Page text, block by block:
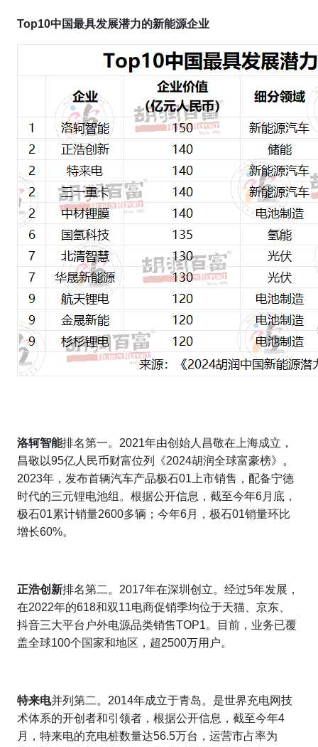
Top10中国最具发展潜力的新能源企业
洛轲智能排名第一。2021年由创始人昌敬在上海成立，
昌敬以95亿人民币财富位列《2024胡润全球富豪榜》。
2023年，发布首辆汽车产品极石01上市销售，配备宁德
时代的三元锂电池组。根据公开信息，截至今年6月底，
极石01累计销量2600多辆；今年6月，极石01销量环比
增长60%。
正浩创新排名第二。2017年在深圳创立。经过5年发展，
在2022年的618和双11电商促销季均位于天猫、京东、
抖音三大平台户外电源品类销售TOP1。目前，业务已覆
盖全球100个国家和地区，超2500万用户。
特来电并列第二。2014年成立于青岛。是世界充电网技
术体系的开创者和引领者，根据公开信息，截至今年4
月，特来电的充电桩数量达56.5万台，运营市占率为